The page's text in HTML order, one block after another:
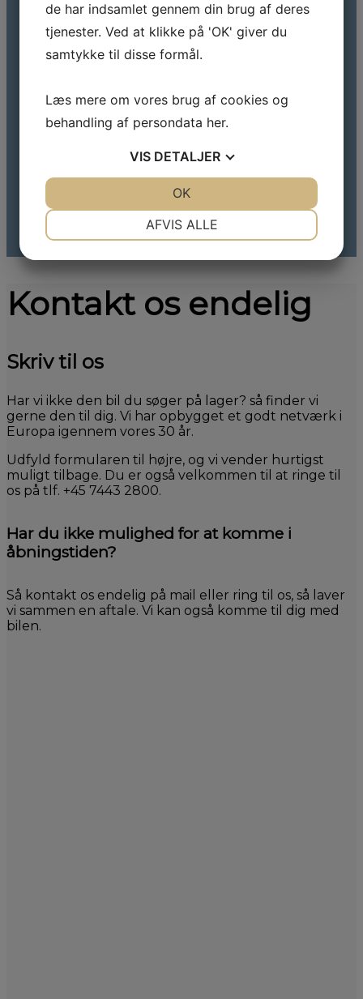
Kontakt os endelig
Skriv til os
Har vi ikke den bil du søger på lager? så finder vi
gerne den til dig. Vi har opbygget et godt netværk i
Europa igennem vores 30 år.
Udfyld formularen til højre, og vi vender hurtigst
muligt tilbage. Du er også velkommen til at ringe til
os på tlf. +45 7443 2800.
Har du ikke mulighed for at komme i
åbningstiden?
Så kontakt os endelig på mail eller ring til os, så laver
vi sammen en aftale. Vi kan også komme til dig med
bilen.
de har indsamlet gennem din brug af deres
tjenester. Ved at klikke på 'OK' giver du
samtykke til disse formål.
Læs mere om vores brug af cookies og
behandling af persondata her.
VIS DETALJER
AFVIS ALLE
OK